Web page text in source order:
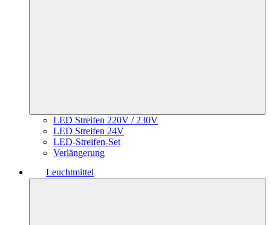
LED Streifen 220V / 230V
LED Streifen 24V
LED-Streifen-Set
Verlängerung
Leuchtmittel